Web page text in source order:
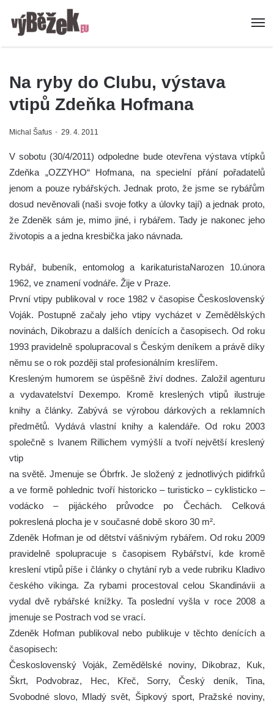
Na ryby do Clubu, výstava
vtipů Zdeňka Hofmana
Michal Šafus 29. 4. 2011
V sobotu (30/4/2011) odpoledne bude otevřena výstava vtípků
Zdeňka „OZZYHO“ Hofmana, na specielní přání pořadatelů
jenom a pouze rybářských. Jednak proto, že jsme se rybářům
dosud nevěnovali (naši svoje fotky a úlovky tají) a jednak proto,
že Zdeněk sám je, mimo jiné, i rybářem. Tady je nakonec jeho
životopis a a jedna kresbička jako návnada.
Rybář, bubeník, entomolog a karikaturistaNarozen 10.února
1962, ve znamení vodnáře. Žije v Praze.
První vtipy publikoval v roce 1982 v časopise Československý
Voják. Postupně začaly jeho vtipy vycházet v Zemědělských
novinách, Dikobrazu a dalších denících a časopisech. Od roku
1993 pravidelně spolupracoval s Českým deníkem a právě díky
němu se o rok později stal profesionálním kreslířem.
Kresleným humorem se úspěšně živí dodnes. Založil agenturu
a vydavatelství Dexempo. Kromě kreslených vtipů ilustruje
knihy a články. Zabývá se výrobou dárkových a reklamních
předmětů. Vydává vlastní knihy a kalendáře. Od roku 2003
společně s Ivanem Rillichem vymýšlí a tvoří největší kreslený
vtip
na světě. Jmenuje se Óbrfrk. Je složený z jednotlivých pidifrků
a ve formě pohlednic tvoří historicko – turisticko – cyklisticko –
vodácko – pijáckého průvodce po Čechách. Celková
pokreslená plocha je v současné době skoro 30 m².
Zdeněk Hofman je od dětství vášnivým rybářem. Od roku 2009
pravidelně spolupracuje s časopisem Rybářství, kde kromě
kreslení vtipů píše i články o chytání ryb a vede rubriku Kladivo
českého vikinga. Za rybami procestoval celou Skandinávii a
vydal dvě rybářské knížky. Ta poslední vyšla v roce 2008 a
jmenuje se Postrach vod se vrací.
Zdeněk Hofman publikoval nebo publikuje v těchto denících a
časopisech:
Československý Voják, Zemědělské noviny, Dikobraz, Kuk,
Škrt, Podvobraz, Hec, Křeč, Sorry, Český deník, Tina,
Svobodné slovo, Mladý svět, Šipkový sport, Pražské noviny,